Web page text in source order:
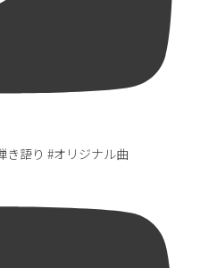
き語り #オリジナル曲